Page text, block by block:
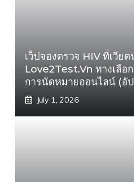
เว็ปจองตรวจ HIV ที่เวีย
Love2Test.vn ทางเลือ
การนัดหมายออนไลน์ (อั
July 1, 2026